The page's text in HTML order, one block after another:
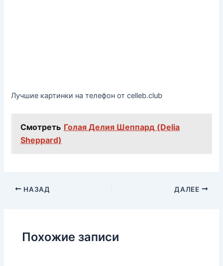
Лучшие картинки на телефон от celleb.club
Смотреть Голая Делия Шеппард (Delia
Sheppard)
НАЗАД ДАЛЕЕ
Похожие записи